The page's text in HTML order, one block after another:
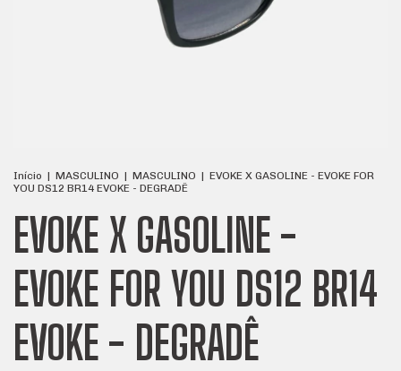
Início | MASCULINO | MASCULINO | EVOKE X GASOLINE - EVOKE FOR
YOU DS12 BR14 EVOKE - DEGRADÊ
EVOKE X GASOLINE -
EVOKE FOR YOU DS12 BR14
EVOKE - DEGRADÊ